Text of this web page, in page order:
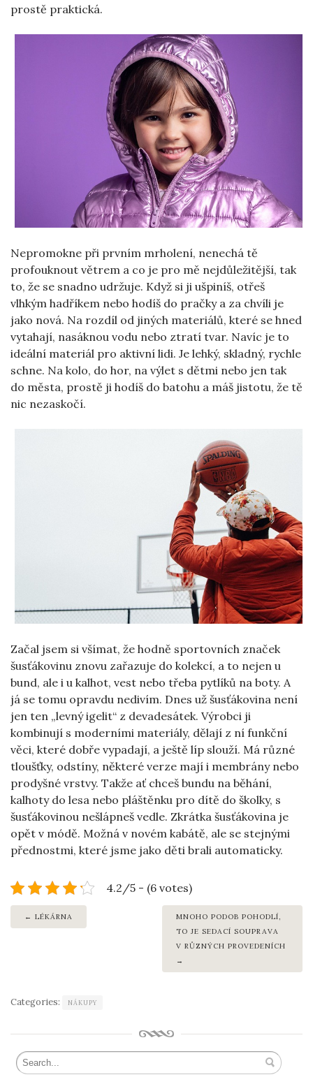
prostě praktická.
Nepromokne při prvním mrholení, nenechá tě
profouknout větrem a co je pro mě nejdůležitější, tak
to, že se snadno udržuje. Když si ji ušpiníš, otřeš
vlhkým hadříkem nebo hodíš do pračky a za chvíli je
jako nová. Na rozdíl od jiných materiálů, které se hned
vytahají, nasáknou vodu nebo ztratí tvar. Navíc je to
ideální materiál pro aktivní lidi. Je lehký, skladný, rychle
schne. Na kolo, do hor, na výlet s dětmi nebo jen tak
do města, prostě ji hodíš do batohu a máš jistotu, že tě
nic nezaskočí.
Začal jsem si všímat, že hodně sportovních značek
šusťákovinu znovu zařazuje do kolekcí, a to nejen u
bund, ale i u kalhot, vest nebo třeba pytlíků na boty. A
já se tomu opravdu nedivím. Dnes už šusťákovina není
jen ten „levný igelit“ z devadesátek. Výrobci ji
kombinují s moderními materiály, dělají z ní funkční
věci, které dobře vypadají, a ještě líp slouží. Má různé
tloušťky, odstíny, některé verze mají i membrány nebo
prodyšné vrstvy. Takže ať chceš bundu na běhání,
kalhoty do lesa nebo pláštěnku pro dítě do školky, s
šusťákovinou nešlápneš vedle. Zkrátka šusťákovina je
opět v módě. Možná v novém kabátě, ale se stejnými
přednostmi, které jsme jako děti brali automaticky.
4.2/5 - (6 votes)
LÉKÁRNA
MNOHO PODOB POHODLÍ,
TO JE SEDACÍ SOUPRAVA
V RŮZNÝCH PROVEDENÍCH
Categories: NÁKUPY